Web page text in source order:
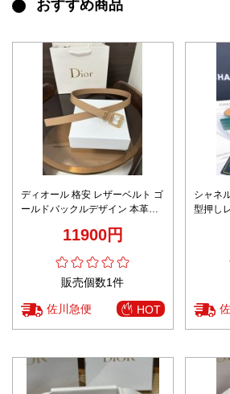
おすすめ商品
ディオール 格安 レザーベルト ゴ
ールドバックルデザイン 本革仕
11900円
販売個数1件
佐川急便 HOT
シャネ
型押し